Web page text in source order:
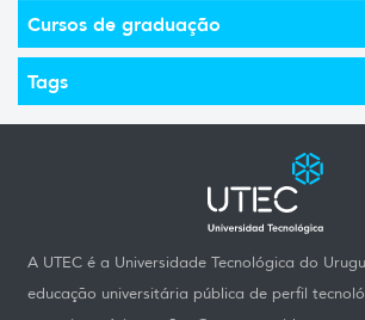
Cursos de graduação
Tags
A UTEC é a Universidade Tecnológica do
educação universitária pública de perfil